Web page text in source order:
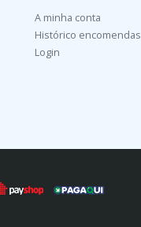
A minha conta
Histórico encomendas
Login